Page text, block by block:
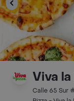
Viva la
Calle 65 Sur